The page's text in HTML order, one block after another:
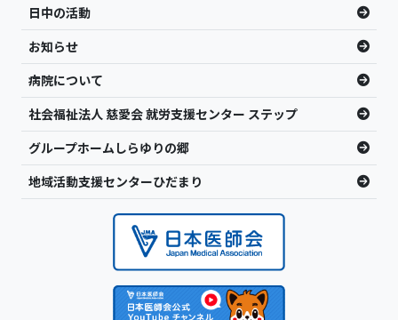
日中の活動
お知らせ
病院について
社会福祉法人 慈愛会 就労支援センター ステップ
グループホームしらゆりの郷
地域活動支援センターひだまり